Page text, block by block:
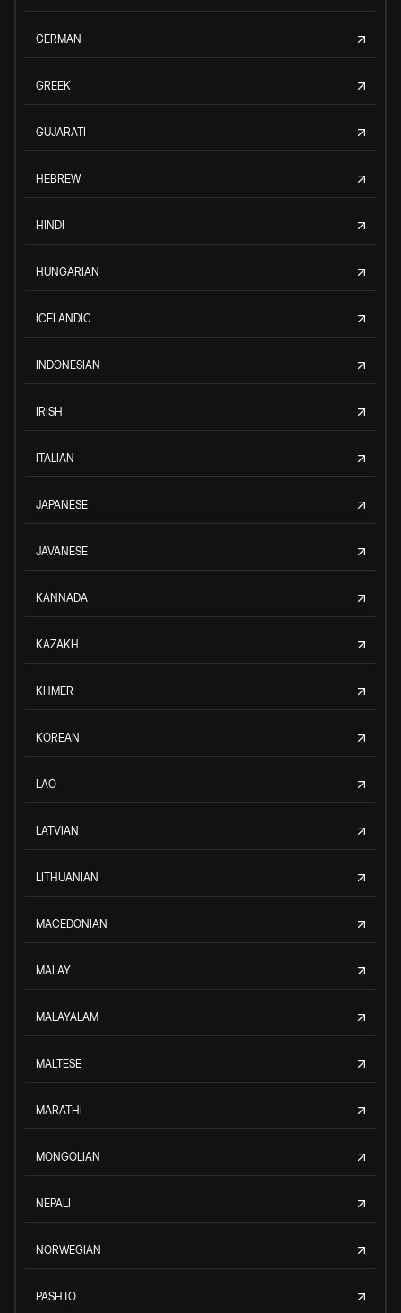
GERMAN
GREEK
GUJARATI
HEBREW
HINDI
HUNGARIAN
ICELANDIC
INDONESIAN
IRISH
ITALIAN
JAPANESE
JAVANESE
KANNADA
KAZAKH
KHMER
KOREAN
LAO
LATVIAN
LITHUANIAN
MACEDONIAN
MALAY
MALAYALAM
MALTESE
MARATHI
MONGOLIAN
NEPALI
NORWEGIAN
PASHTO